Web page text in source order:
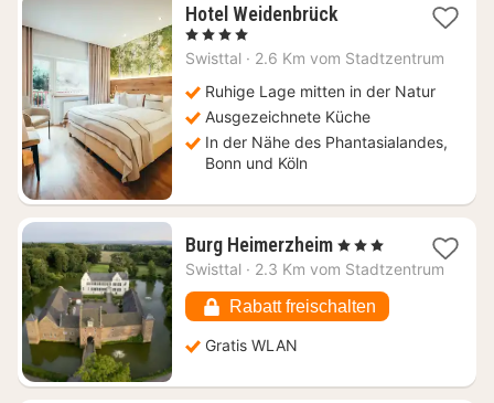
Hotel Weidenbrück1
ab
€
, 4 Sterne
Swisttal · 2.6 Km vom Stadtzentrum
Ruhige Lage mitten in der Natur
Ausgezeichnete Küche
In der Nähe des Phantasialandes,
Bonn und Köln
Burg Heimerzheim1
Nacht
87,90
€
, 3 Sterne
Swisttal · 2.3 Km vom Stadtzentrum
Rabatt freischalten
Gratis WLAN